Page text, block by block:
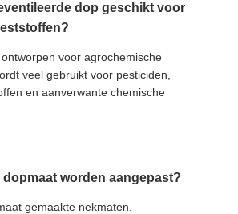
dop geschikt voor
voor agrochemische
veel gebruikt voor pesticiden,
en aanverwante chemische
dopmaat worden aangepast?
gemaakte nekmaten,